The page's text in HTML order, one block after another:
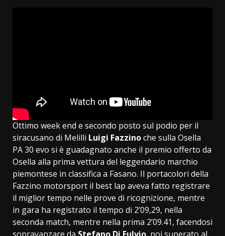
Ottimo week end e secondo posto sul podio per il
siracusano di Melilli Luigi Fazzinoche sulla Osella
PA 30 evo si è guadagnato anche il premio offerto da
Osella alla prima vettura del leggendario marchio
piemontese in classifica a Fasano. Il portacolori della
Fazzino motorsport il best lap aveva fatto registrare
il miglior tempo nelle prove di ricognizione, mentre
in gara ha registrato il tempo di 2’09,29, nella
seconda match, mentre nella prima 2’09.41, facendosi